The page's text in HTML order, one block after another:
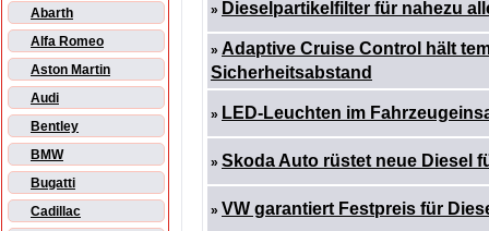
Abarth
Alfa Romeo
Aston Martin
Audi
Bentley
BMW
Bugatti
Cadillac
» Dieselpartikelfilter für nahezu
» Adaptive Cruise Control hält
Sicherheitsabstand
» LED-Leuchten im
» Skoda Auto rüstet neue Diesel
» VW garantiert Festpreis für